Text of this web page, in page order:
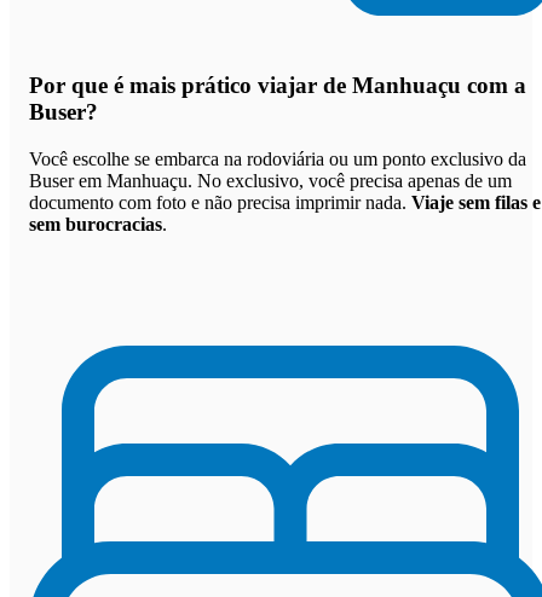
Por que é mais prático viajar de Manhuaçu com a
Buser?
Você escolhe se embarca na rodoviária ou um ponto exclusivo da
Buser em Manhuaçu. No exclusivo, você precisa apenas de um
documento com foto e não precisa imprimir nada. Viaje sem filas e
sem burocracias.